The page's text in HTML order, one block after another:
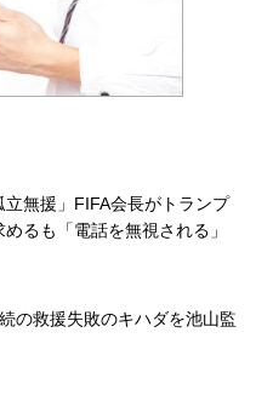
無援」FIFA会長がトランプ
るも「電話を無視される」
の救援失敗のキハダを池山監